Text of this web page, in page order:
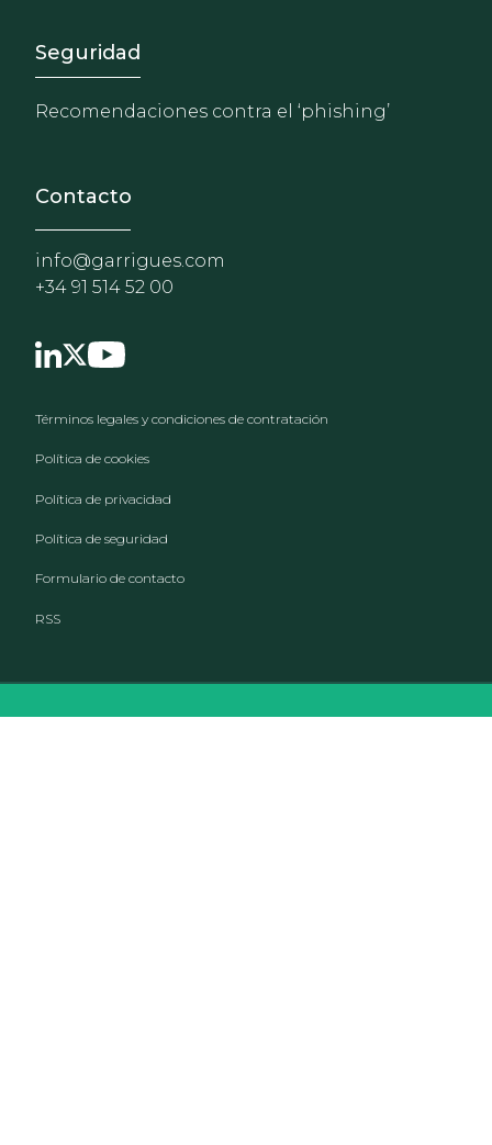
Recomendaciones contra el ‘phishing’
Contacto
info@garrigues.com
Footer menu
Términos legales y condiciones de contratación
Política de privacidad
Política de seguridad
Formulario de contacto
RSS